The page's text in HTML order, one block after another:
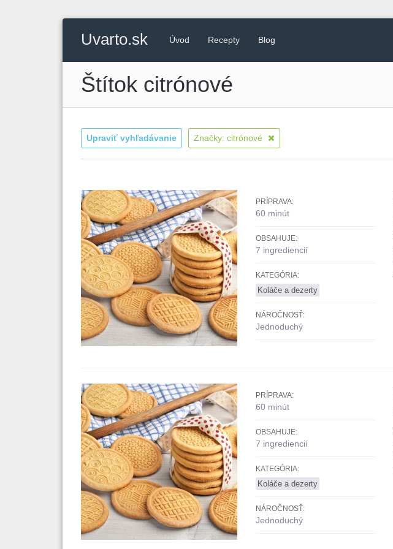
Uvarto.sk Úvod Recepty Blog
Štítok citrónové
Upraviť vyhľadávanie Značky: citrónové
PRÍPRAVA:
60 minút
OBSAHUJE:
7 ingrediencií
KATEGÓRIA:
Koláče a dezerty
NÁROČNOSŤ:
Jednoduchý
PRÍPRAVA:
60 minút
OBSAHUJE:
7 ingrediencií
KATEGÓRIA:
Koláče a dezerty
NÁROČNOSŤ:
Jednoduchý